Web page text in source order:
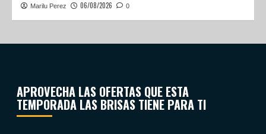
Marilu Perez 06/08/2026 0
APROVECHA LAS OFERTAS QUE ESTA
TEMPORADA LAS BRISAS TIENE PARA TI